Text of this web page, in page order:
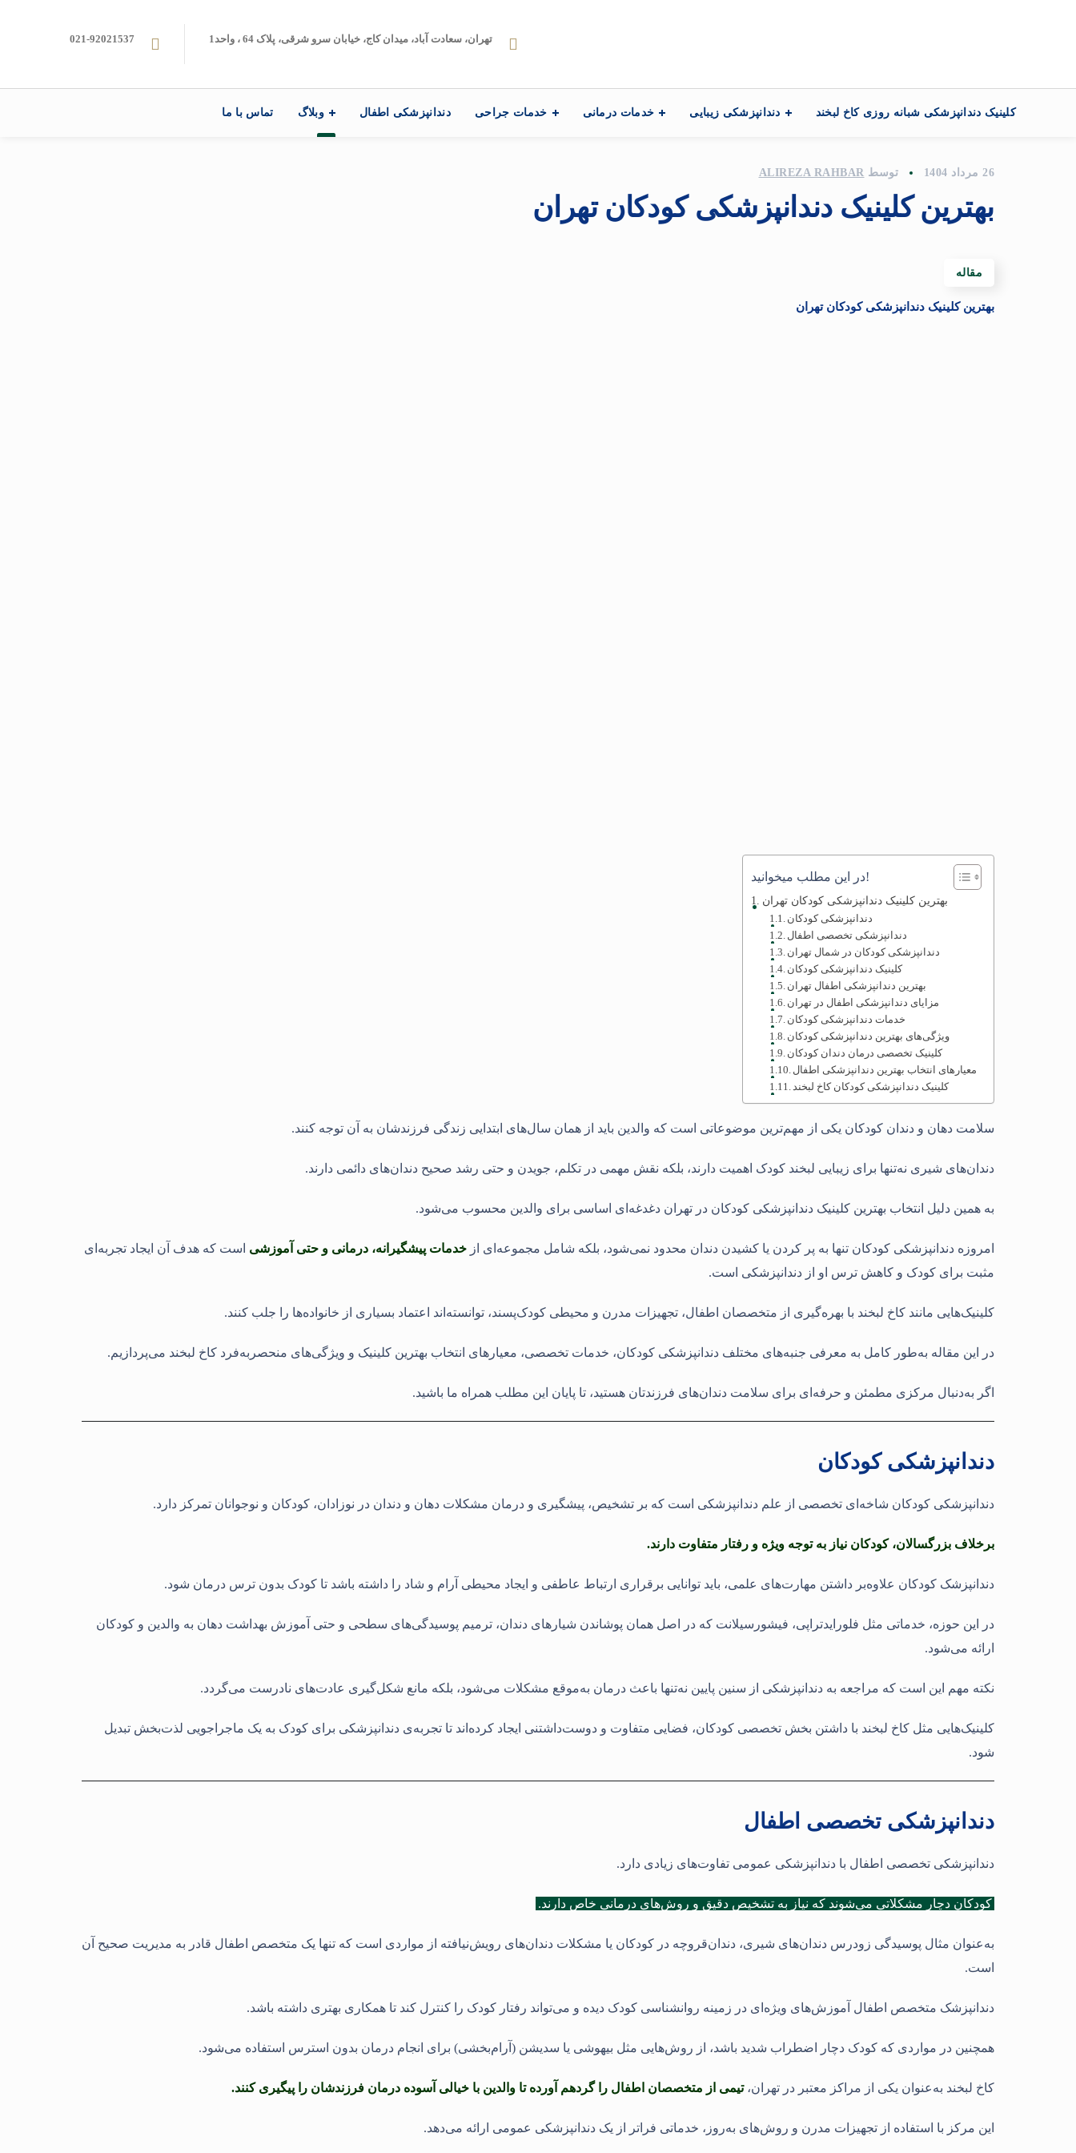
تهران، سعادت آباد، میدان کاج، خیابان سرو شرقی، پلاک 64 ، واحد1 021-92021537
کلینیک دندانپزشکی شبانه روزی کاخ لبخند دندانپزشکی زیبایی خدمات درمانی خدمات جراحی دندانپزشکی اطفال وبلاگ تماس با ما
26 مرداد 1404 توسط ALIREZA RAHBAR
بهترین کلینیک دندانپزشکی کودکان تهران
مقاله
بهترین کلینیک دندانپزشکی کودکان تهران
در این مطلب میخوانید!
بهترین کلینیک دندانپزشکی کودکان تهران
دندانپزشکی کودکان
دندانپزشکی تخصصی اطفال
دندانپزشکی کودکان در شمال تهران
کلینیک دندانپزشکی کودکان
بهترین دندانپزشکی اطفال تهران
مزایای دندانپزشکی اطفال در تهران
خدمات دندانپزشکی کودکان
ویژگی‌های بهترین دندانپزشکی کودکان
کلینیک تخصصی درمان دندان کودکان
معیارهای انتخاب بهترین دندانپزشکی اطفال
کلینیک دندانپزشکی کودکان کاخ لبخند
سلامت دهان و دندان کودکان یکی از مهم‌ترین موضوعاتی است که والدین باید از همان سال‌های ابتدایی زندگی فرزندشان به آن توجه کنند.
دندان‌های شیری نه‌تنها برای زیبایی لبخند کودک اهمیت دارند، بلکه نقش مهمی در تکلم، جویدن و حتی رشد صحیح دندان‌های دائمی دارند.
به همین دلیل انتخاب بهترین کلینیک دندانپزشکی کودکان در تهران دغدغه‌ای اساسی برای والدین محسوب می‌شود.
امروزه دندانپزشکی کودکان تنها به پر کردن یا کشیدن دندان محدود نمی‌شود، بلکه شامل مجموعه‌ای از خدمات پیشگیرانه، درمانی و حتی آموزشی است که هدف آن ایجاد تجربه‌ای
مثبت برای کودک و کاهش ترس او از دندانپزشکی است.
کلینیک‌هایی مانند کاخ لبخند با بهره‌گیری از متخصصان اطفال، تجهیزات مدرن و محیطی کودک‌پسند، توانسته‌اند اعتماد بسیاری از خانواده‌ها را جلب کنند.
در این مقاله به‌طور کامل به معرفی جنبه‌های مختلف دندانپزشکی کودکان، خدمات تخصصی، معیارهای انتخاب بهترین کلینیک و ویژگی‌های منحصربه‌فرد کاخ لبخند می‌پردازیم.
اگر به‌دنبال مرکزی مطمئن و حرفه‌ای برای سلامت دندان‌های فرزندتان هستید، تا پایان این مطلب همراه ما باشید.
دندانپزشکی کودکان
دندانپزشکی کودکان شاخه‌ای تخصصی از علم دندانپزشکی است که بر تشخیص، پیشگیری و درمان مشکلات دهان و دندان در نوزادان، کودکان و نوجوانان تمرکز دارد.
برخلاف بزرگسالان، کودکان نیاز به توجه ویژه و رفتار متفاوت دارند.
دندانپزشک کودکان علاوه‌بر داشتن مهارت‌های علمی، باید توانایی برقراری ارتباط عاطفی و ایجاد محیطی آرام و شاد را داشته باشد تا کودک بدون ترس درمان شود.
در این حوزه، خدماتی مثل فلورایدتراپی، فیشورسیلانت که در اصل همان پوشاندن شیارهای دندان، ترمیم پوسیدگی‌های سطحی و حتی آموزش بهداشت دهان به والدین و کودکان
ارائه می‌شود.
نکته مهم این است که مراجعه به دندانپزشکی از سنین پایین نه‌تنها باعث درمان به‌موقع مشکلات می‌شود، بلکه مانع شکل‌گیری عادت‌های نادرست می‌گردد.
کلینیک‌هایی مثل کاخ لبخند با داشتن بخش تخصصی کودکان، فضایی متفاوت و دوست‌داشتنی ایجاد کرده‌اند تا تجربه‌ی دندانپزشکی برای کودک به یک ماجراجویی لذت‌بخش تبدیل
شود.
دندانپزشکی تخصصی اطفال
دندانپزشکی تخصصی اطفال با دندانپزشکی عمومی تفاوت‌های زیادی دارد.
کودکان دچار مشکلاتی می‌شوند که نیاز به تشخیص دقیق و روش‌های درمانی خاص دارند.
به‌عنوان مثال پوسیدگی زودرس دندان‌های شیری، دندان‌قروچه در کودکان یا مشکلات دندان‌های رویش‌نیافته از مواردی است که تنها یک متخصص اطفال قادر به مدیریت صحیح آن
است.
دندانپزشک متخصص اطفال آموزش‌های ویژه‌ای در زمینه روانشناسی کودک دیده و می‌تواند رفتار کودک را کنترل کند تا همکاری بهتری داشته باشد.
همچنین در مواردی که کودک دچار اضطراب شدید باشد، از روش‌هایی مثل بیهوشی یا سدیشن (آرام‌بخشی) برای انجام درمان بدون استرس استفاده می‌شود.
کاخ لبخند به‌عنوان یکی از مراکز معتبر در تهران،تیمی از متخصصان اطفال را گردهم آورده تا والدین با خیالی آسوده درمان فرزندشان را پیگیری کنند.
این مرکز با استفاده از تجهیزات مدرن و روش‌های به‌روز، خدماتی فراتر از یک دندانپزشکی عمومی ارائه می‌دهد.